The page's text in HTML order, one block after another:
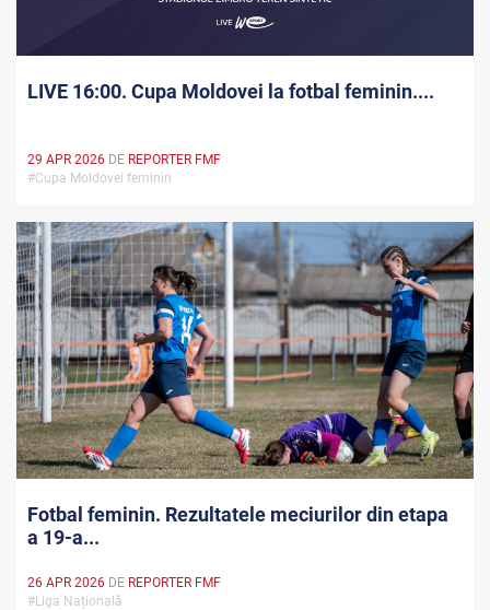
LIVE 16:00. Cupa Moldovei la fotbal feminin....
29 APR 2026 DE REPORTER FMF
#Cupa Moldovei feminin
Fotbal feminin. Rezultatele meciurilor din etapa
a 19-a...
26 APR 2026 DE REPORTER FMF
#Liga Națională